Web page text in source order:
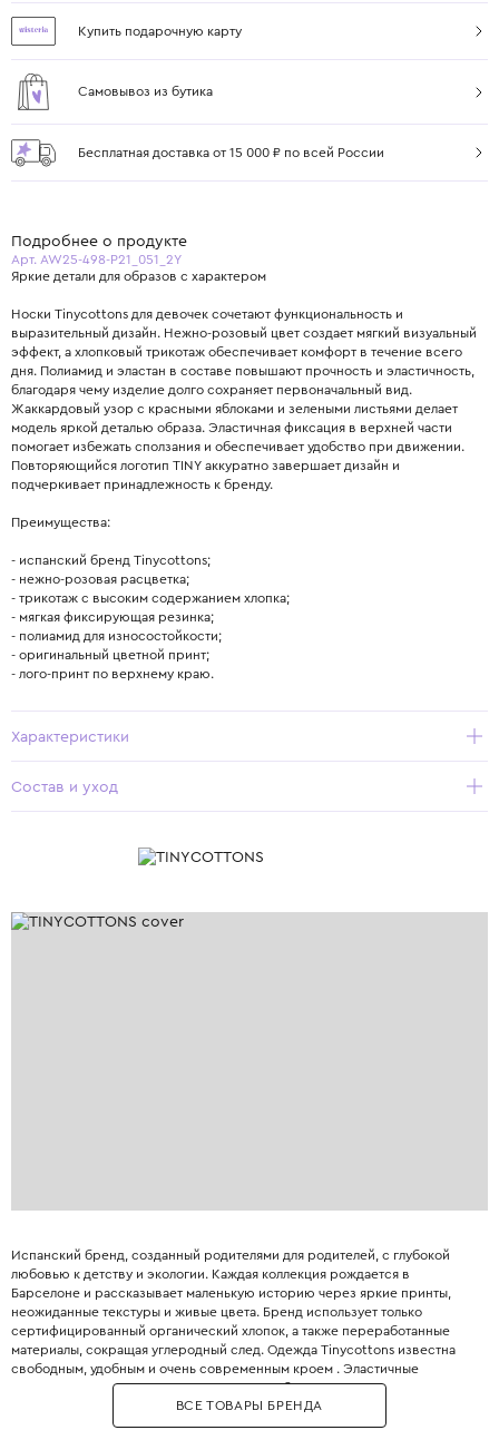
Купить подарочную карту
Самовывоз из бутика
Бесплатная доставка от 15 000 ₽ по всей России
Подробнее о продукте
Арт. AW25-498-P21_051_2Y
Яркие детали для образов с характером
Носки Tinycottons для девочек сочетают функциональность и
выразительный дизайн. Нежно-розовый цвет создает мягкий визуальный
эффект, а хлопковый трикотаж обеспечивает комфорт в течение всего
дня. Полиамид и эластан в составе повышают прочность и эластичность,
благодаря чему изделие долго сохраняет первоначальный вид.
Жаккардовый узор с красными яблоками и зелеными листьями делает
модель яркой деталью образа. Эластичная фиксация в верхней части
помогает избежать сползания и обеспечивает удобство при движении.
Повторяющийся логотип TINY аккуратно завершает дизайн и
подчеркивает принадлежность к бренду.
Преимущества:
- испанский бренд Tinycottons;
- нежно-розовая расцветка;
- трикотаж с высоким содержанием хлопка;
- мягкая фиксирующая резинка;
- полиамид для износостойкости;
- оригинальный цветной принт;
- лого-принт по верхнему краю.
Характеристики
Состав и уход
Испанский бренд, созданный родителями для родителей, с глубокой
любовью к детству и экологии. Каждая коллекция рождается в
Барселоне и рассказывает маленькую историю через яркие принты,
неожиданные текстуры и живые цвета. Бренд использует только
сертифицированный органический хлопок, а также переработанные
материалы, сокращая углеродный след. Одежда Tinycottons известна
свободным, удобным и очень современным кроем . Эластичные
манжеты, мягкие резинки и плоские швы обеспечивают максимальную
свободу движений для игр и сна. Принты являются визитной карточкой
бренда: забавные животные, абстрактные узоры, коллаборации с
ВСЕ ТОВАРЫ БРЕНДА